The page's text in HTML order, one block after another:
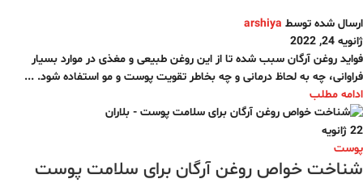
ارسال شده توسط arshiya
ژانویه 24, 2022
فواید روغن آرگان سبب شده تا از این روغن طبیعی و مغذی در موارد بسیار
فراوانی، چه به لحاظ درمانی و چه بخاطر تقویت پوست و مو استفاده شود. ...
ادامه مطلب
22 ژانویه
پوست
شناخت خواص روغن آرگان برای سلامت پوست